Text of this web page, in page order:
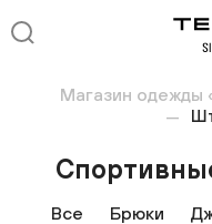
Магазин одежды
Все Брюки